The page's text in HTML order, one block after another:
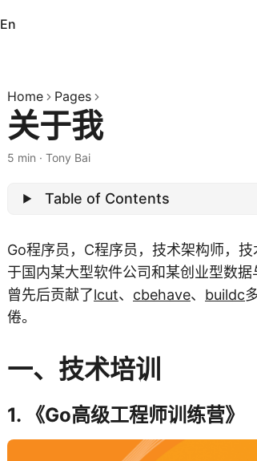
En
Home Pages
关于我
5 min · Tony Bai
Table of Contents
Go程序员，C程序员，技术架构师，
于国内某大型软件公司和某创业型数
曾先后贡献了lcut、 cbehave、 buildc
倦。
一、技术培训
1. 《Go高级工程师训练营》